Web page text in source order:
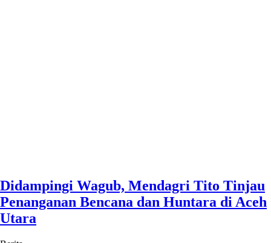
Didampingi Wagub, Mendagri Tito Tinjau
Penanganan Bencana dan Huntara di Aceh
Utara